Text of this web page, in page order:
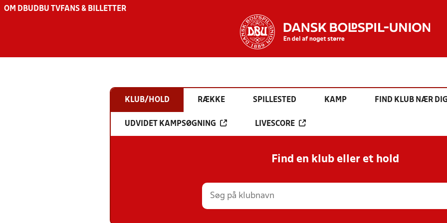
OM DBU DBU TV FANS & BILLETTER
KLUB/HOLD RÆKKE SPILLESTED KAMP FIND KLUB NÆR
UDVIDET KAMPSØGNING LIVESCORE
Find en klub eller et hold